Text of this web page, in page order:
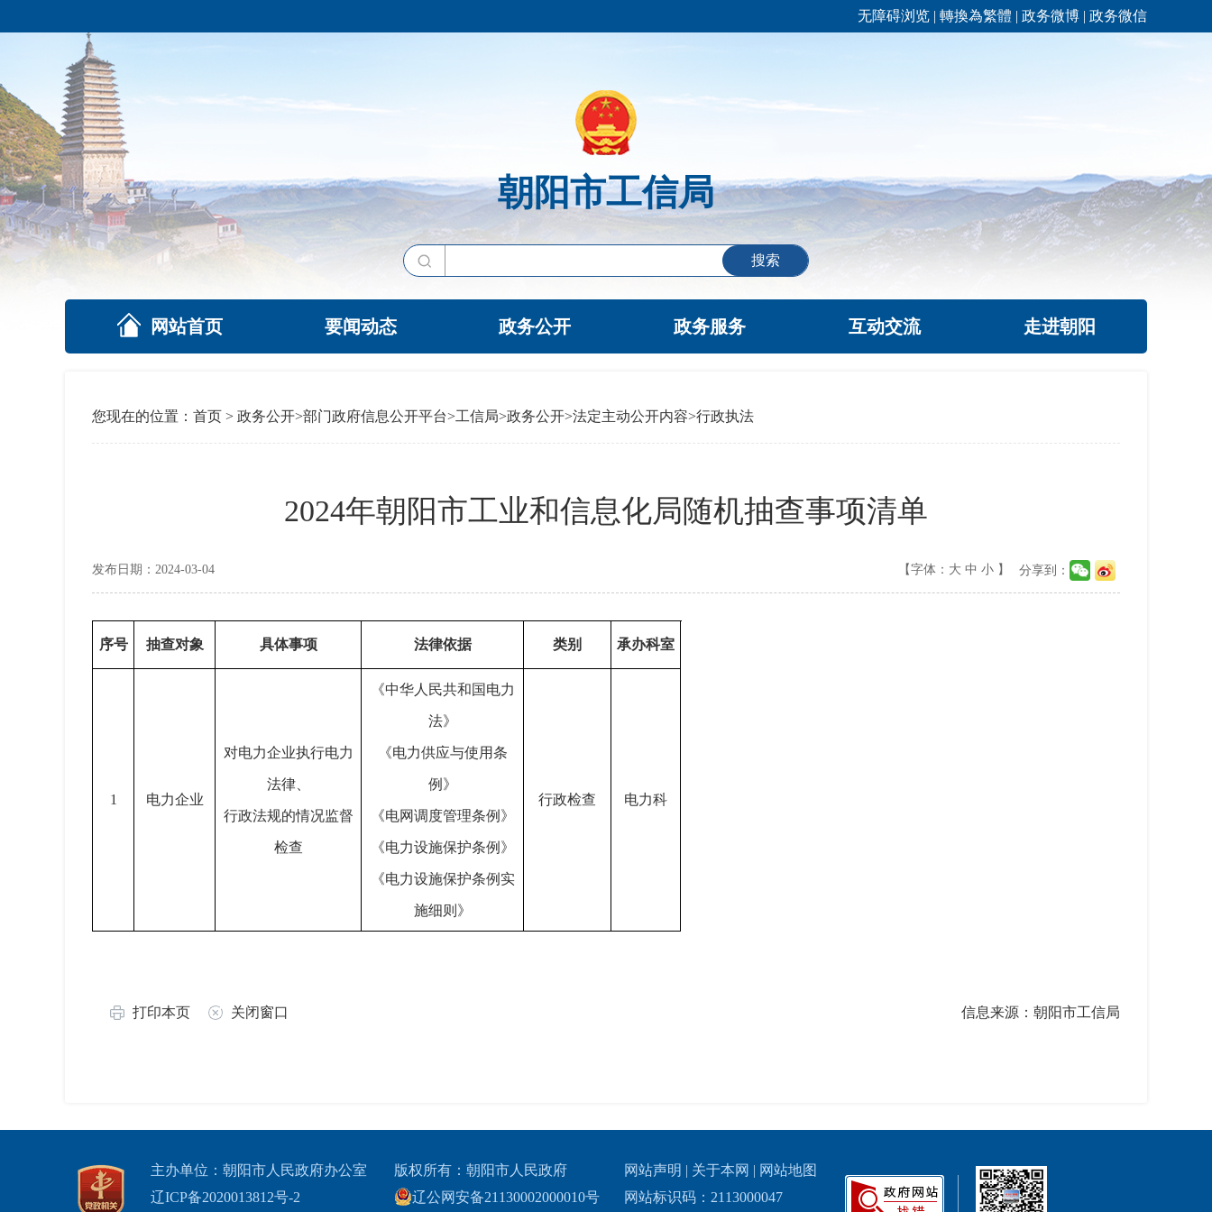
无障碍浏览 | 轉換為繁體 | 政务微博 | 政务微信
朝阳市工信局
搜索
网站首页 要闻动态 政务公开 政务服务 互动交流 走进朝阳
您现在的位置： 首页 > 政务公开>部门政府信息公开平台>工信局>政务公开>法定主动公开内容>行政执法
2024年朝阳市工业和信息化局随机抽查事项清单
发布日期：2024-03-04 【字体： 大 中 小 】 分享到：
序号 抽查对象 具体事项 法律依据 类别 承办科室
1 电力企业
对电力企业执行电力
法律、
行政法规的情况监督
检查
《中华人民共和国电力
法》
《电力供应与使用条
例》
《电网调度管理条例》
《电力设施保护条例》
《电力设施保护条例实
施细则》
行政检查 电力科
打印本页 关闭窗口 信息来源：朝阳市工信局
主办单位：朝阳市人民政府办公室
辽ICP备2020013812号-2
版权所有：朝阳市人民政府
辽公网安备21130002000010号
网站声明 | 关于本网 | 网站地图
网站标识码：2113000047